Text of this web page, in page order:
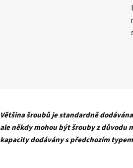
Většina šroubů je standardně
ale někdy mohou být šrouby z důvodu
kapacity dodávány s předchozím